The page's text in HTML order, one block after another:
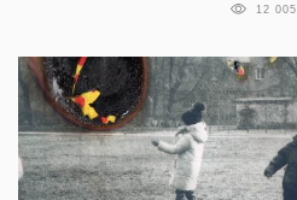
12 005